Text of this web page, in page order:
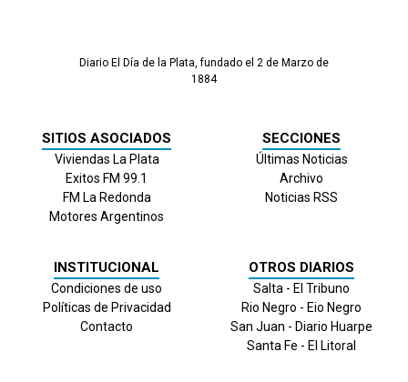
Diario El Día de la Plata, fundado el 2 de Marzo de
1884
SITIOS ASOCIADOS
Viviendas La Plata
Exitos FM 99.1
FM La Redonda
Motores Argentinos
SECCIONES
Últimas Noticias
Archivo
Noticias RSS
INSTITUCIONAL
Condiciones de uso
Políticas de Privacidad
Contacto
OTROS DIARIOS
Salta - El Tribuno
Rio Negro - Eio Negro
San Juan - Diario Huarpe
Santa Fe - El Litoral